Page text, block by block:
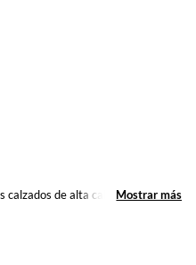
calzados de alta calidad para
Mostrar más
Mostrar más